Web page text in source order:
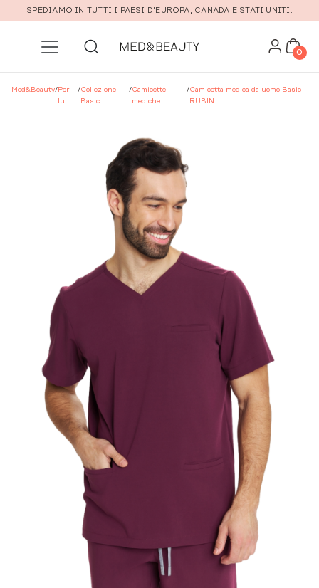
Vai al contenuto principale
SPEDIAMO IN TUTTI I PAESI D'EUROPA, CANADA E STATI UNITI.
0
Med&Beauty/Per
lui
/Collezione
Basic
/Camicette
mediche
/Camicetta medica da uomo Basic
RUBIN